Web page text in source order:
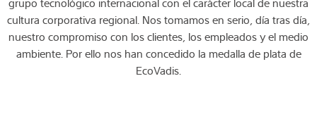
cultura corporativa regional. Nos tomamos en serio, día tras día,
nuestro compromiso con los clientes, los empleados y el medio
ambiente. Por ello nos han concedido la medalla de plata de
EcoVadis.